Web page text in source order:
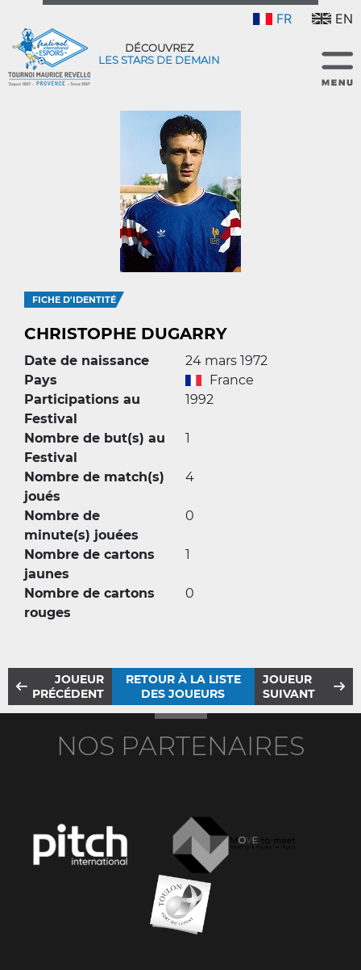
FR EN
DÉCOUVREZ
LES STARS DE DEMAIN
FICHE D'IDENTITÉ
CHRISTOPHE DUGARRY
Date de naissance
24 mars 1972
Pays
France
Participations au
Festival
1992
Nombre de but(s) au
Festival
1
Nombre de match(s)
joués
4
Nombre de
minute(s) jouées
0
Nombre de cartons
jaunes
1
Nombre de cartons
rouges
0
JOUEUR
PRÉCÉDENT
RETOUR À LA LISTE
DES JOUEURS
JOUEUR
SUIVANT
NOS PARTENAIRES